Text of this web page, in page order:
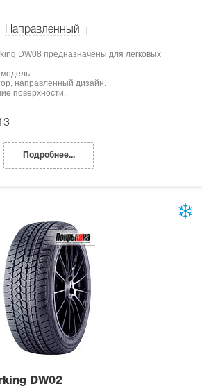
Направленный
DW08 предназначены для легковых
направленный дизайн.
поверхности.
Подробнее...
DW02